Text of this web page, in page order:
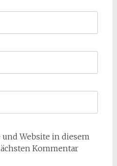
und Website in diesem
Kommentar